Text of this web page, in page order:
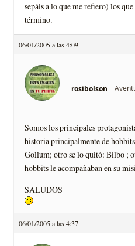
sepáis a lo que me refiero) los
término.
06/01/2005 a las 4:09
rosibolson
Somos los principales
historia principalmente de
Gollum; otro se lo quitó: Bilbo ;
hobbits le acompañaban en su
SALUDOS
06/01/2005 a las 4:37